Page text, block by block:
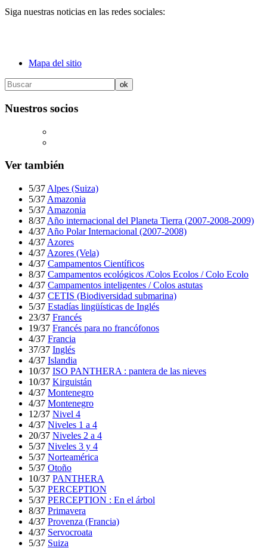
Siga nuestras noticias en las redes sociales:
Mapa del sitio
Nuestros socios
Ver también
5/37 Alpes (Suiza)
5/37 Amazonia
5/37 Amazonia
8/37 Año internacional del Planeta Tierra (2007-2008-2009)
4/37 Año Polar Internacional (2007-2008)
4/37 Azores
4/37 Azores (Vela)
4/37 Campamentos Científicos
8/37 Campamentos ecológicos /Colos Ecolos / Colo Ecolo
4/37 Campamentos inteligentes / Colos astutas
4/37 CETIS (Biodiversidad submarina)
5/37 Estadías lingüísticas de Inglés
23/37 Francés
19/37 Francés para no francófonos
4/37 Francia
37/37 Inglés
4/37 Islandia
10/37 ISO PANTHERA : pantera de las nieves
10/37 Kirguistán
4/37 Montenegro
4/37 Montenegro
12/37 Nivel 4
4/37 Niveles 1 a 4
20/37 Niveles 2 a 4
5/37 Niveles 3 y 4
5/37 Norteamérica
5/37 Otoño
10/37 PANTHERA
5/37 PERCEPTION
5/37 PERCEPTION : En el árbol
8/37 Primavera
4/37 Provenza (Francia)
4/37 Servocroata
5/37 Suiza